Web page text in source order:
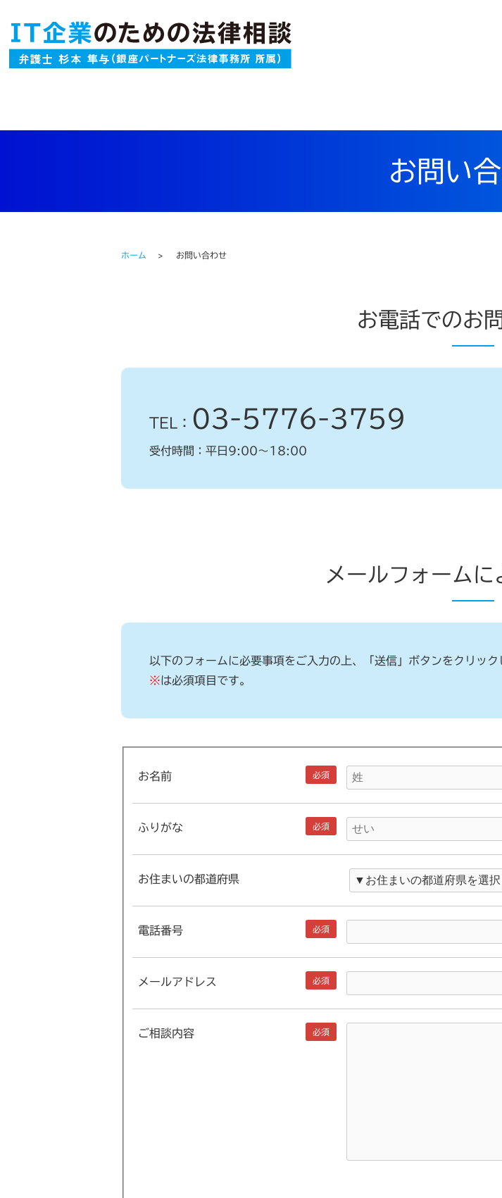
お問い
ホーム お問い合わせ
お電話でのお
TEL： 03-5776-3759
受付時間：平日9:00～18:00
メールフォーム
以下のフォームに必要事項をご入力の上、「送信」ボタンをクリック
※は必須項目です。
お名前 必須
ふりがな 必須
お住まいの都道府県
電話番号 必須
メールアドレス 必須
ご相談内容 必須